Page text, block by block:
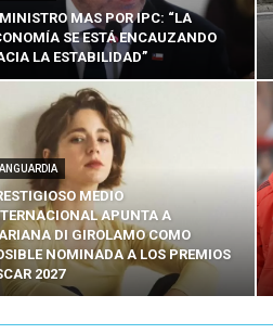
MAS POR IPC: “LA
SE ESTÁ ENCAUZANDO
LA ESTABILIDAD”
MEDIO
APUNTA A
DI GIROLAMO COMO
NOMINADA A LOS PREMIOS
2027